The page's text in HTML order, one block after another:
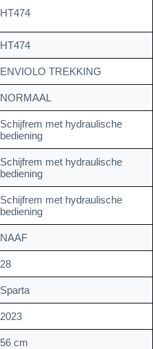
HT474
HT474
ENVIOLO TREKKING
NORMAAL
Schijfrem met hydraulische
bediening
Schijfrem met hydraulische
bediening
Schijfrem met hydraulische
bediening
NAAF
28
Sparta
2023
56 cm